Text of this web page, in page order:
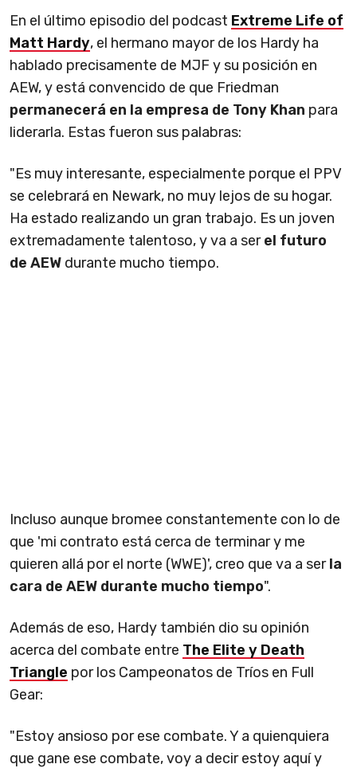
En el último episodio del podcast Extreme Life of
Matt Hardy, el hermano mayor de los Hardy ha
hablado precisamente de MJF y su posición en
AEW, y está convencido de que Friedman
permanecerá en la empresa de Tony Khan para
liderarla. Estas fueron sus palabras:
"Es muy interesante, especialmente porque el PPV
se celebrará en Newark, no muy lejos de su hogar.
Ha estado realizando un gran trabajo. Es un joven
extremadamente talentoso, y va a serel futuro
de AEW durante mucho tiempo.
Incluso aunque bromee constantemente con lo de
que 'mi contrato está cerca de terminar y me
quieren allá por el norte (WWE)', creo que va a serla
cara de AEW durante mucho tiempo".
Además de eso, Hardy también dio su opinión
acerca del combate entre The Elite y Death
Triangle por los Campeonatos de Tríos en Full
Gear:
"Estoy ansioso por ese combate. Y a quienquiera
que gane ese combate, voy a decir estoy aquí y